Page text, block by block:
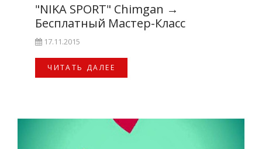
"NIKA SPORT" Chimgan →
Бесплатный Мастер-Класс
17.11.2015
ЧИТАТЬ ДАЛЕЕ